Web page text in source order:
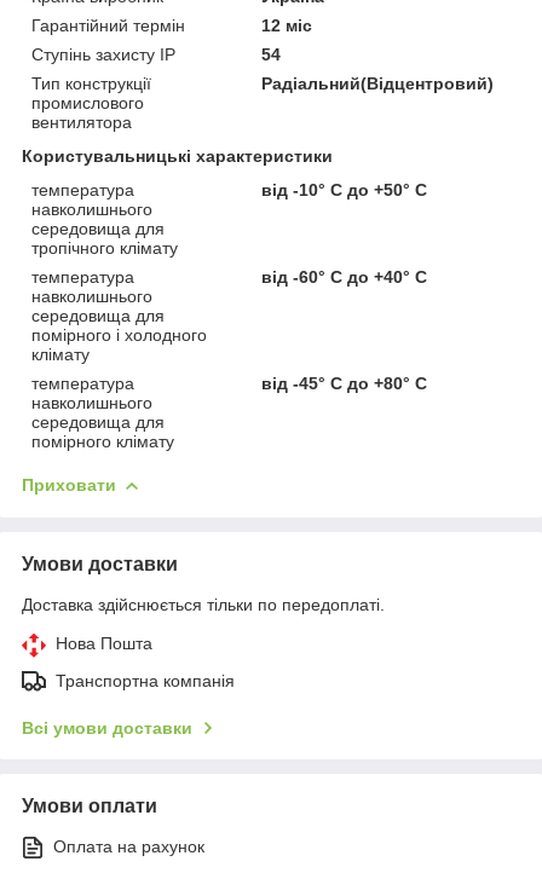
Гарантійний термін
12 міс
Ступінь захисту IP
54
Тип конструкції
промислового
вентилятора
Радіальний(Відцентровий)
Користувальницькі характеристики
температура
навколишнього
середовища для
тропічного клімату
від -10° С до +50° С
температура
навколишнього
середовища для
помірного і холодного
клімату
від -60° С до +40° С
температура
навколишнього
середовища для
помірного клімату
від -45° С до +80° С
Приховати
Умови доставки
Доставка здійснюється тільки по передоплаті.
Нова Пошта
Транспортна компанія
Всі умови доставки
Умови оплати
Оплата на рахунок